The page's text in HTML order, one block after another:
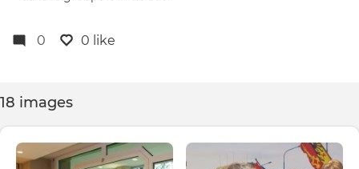
0 0 like
18 images